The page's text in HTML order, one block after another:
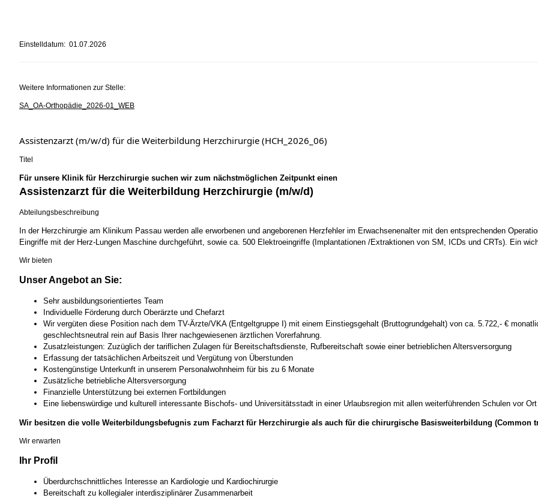
Einstelldatum: 01.07.2026
Weitere Informationen zur Stelle:
SA_OA-Orthopädie_2026-01_WEB
Assistenzarzt (m/w/d) für die Weiterbildung Herzchirurgie (HCH_2026_06)
Titel
Für unsere Klinik für Herzchirurgie suchen wir zum nächstmöglichen Zeitpunkt einen
Assistenzarzt für die Weiterbildung Herzchirurgie (m/w/d)
Abteilungsbeschreibung
In der Herzchirurgie am Klinikum Passau werden alle erworbenen und angeborenen Herzfehler im Erwachsenenalter mit den entsprechenden
Eingriffe mit der Herz-Lungen Maschine durchgeführt, sowie ca. 500 Elektroeingriffe (Implantationen /Extraktionen von SM, ICDs und CRTs). Ein
Wir bieten
Unser Angebot an Sie:
Sehr ausbildungsorientiertes Team
Individuelle Förderung durch Oberärzte und Chefarzt
Wir vergüten diese Position nach dem TV-Ärzte/VKA (Entgeltgruppe I) mit einem Einstiegsgehalt (Bruttogrundgehalt) von ca. 5.722,- €
geschlechtsneutral rein auf Basis Ihrer nachgewiesenen ärztlichen Vorerfahrung.
Zusatzleistungen: Zuzüglich der tariflichen Zulagen für Bereitschaftsdienste, Rufbereitschaft sowie einer betrieblichen Altersversorgung
Erfassung der tatsächlichen Arbeitszeit und Vergütung von Überstunden
Kostengünstige Unterkunft in unserem Personalwohnheim für bis zu 6 Monate
Zusätzliche betriebliche Altersversorgung
Finanzielle Unterstützung bei externen Fortbildungen
Eine liebenswürdige und kulturell interessante Bischofs- und Universitätsstadt in einer Urlaubsregion mit allen weiterführenden Schulen vor Ort
Wir besitzen die volle Weiterbildungsbefugnis zum Facharzt für Herzchirurgie als auch für die chirurgische Basisweiterbildung (Common
Wir erwarten
Ihr Profil
Überdurchschnittliches Interesse an Kardiologie und Kardiochirurgie
Bereitschaft zu kollegialer interdisziplinärer Zusammenarbeit